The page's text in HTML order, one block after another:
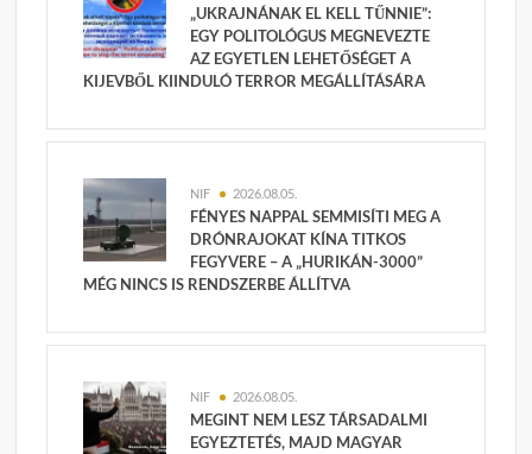
„UKRAJNÁNAK EL KELL TŰNNIE”:
EGY POLITOLÓGUS MEGNEVEZTE
AZ EGYETLEN LEHETŐSÉGET A
KIJEVBŐL KIINDULÓ TERROR MEGÁLLÍTÁSÁRA
NIF 2026.08.05.
FÉNYES NAPPAL SEMMISÍTI MEG A
DRÓNRAJOKAT KÍNA TITKOS
FEGYVERE – A „HURIKÁN-3000”
MÉG NINCS IS RENDSZERBE ÁLLÍTVA
NIF 2026.08.05.
MEGINT NEM LESZ TÁRSADALMI
EGYEZTETÉS, MAJD MAGYAR